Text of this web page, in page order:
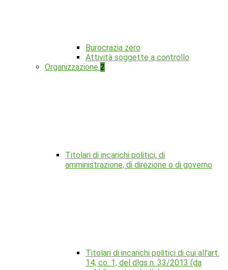
Burocrazia zero
Attività soggette a controllo
Organizzazione 2
Titolari di incarichi politici, di
amministrazione, di direzione o di governo
Titolari di incarichi politici di cui all'art.
14, co. 1, del dlgs n. 33/2013 (da